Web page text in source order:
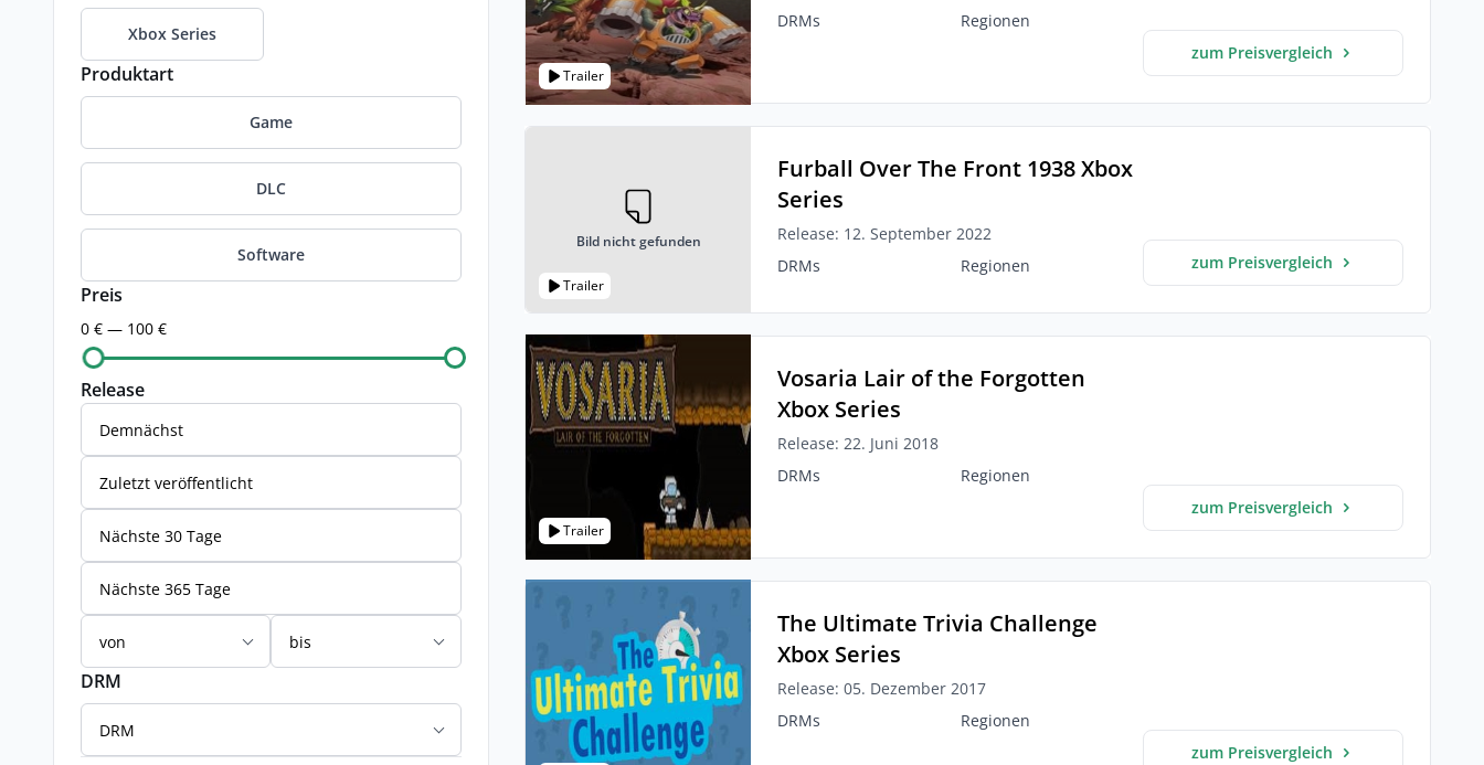
Xbox Series
Produktart
Game
DLC
Software
Preis
0 € — 100 €
Release
Demnächst
Zuletzt veröffentlicht
Nächste 30 Tage
Nächste 365 Tage
von bis
DRM
DRM
Trailer
DRMs
Regionen
zum Preisvergleich
Trailer
Bild nicht gefunden
Furball Over The Front 1938 Xbox
Series
Release: 12. September 2022
DRMs
Regionen zum Preisvergleich
Trailer
Vosaria Lair of the Forgotten
Xbox Series
Release: 22. Juni 2018
DRMs
Regionen
zum Preisvergleich
The Ultimate Trivia Challenge
Xbox Series
Release: 05. Dezember 2017
DRMs
Regionen
zum Preisvergleich